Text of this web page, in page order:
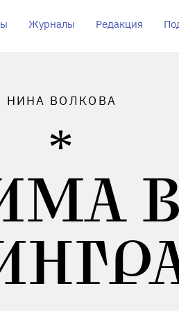
Журналы Редакция
НИНА ВОЛКОВА
В